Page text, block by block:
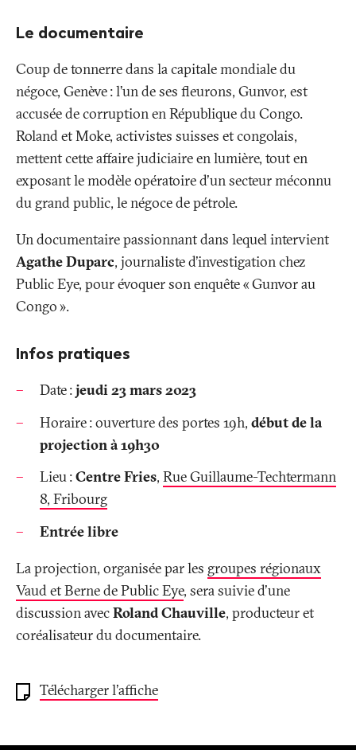
le
YouTube.
Contrôler
le
lecteur
avec
la
touche
Le documentaire
Coup de tonnerre dans la capitale mondiale du
négoce, Genève: l’un de ses fleurons, Gunvor, est
accusée de corruption en République du Congo.
Roland et Moke, activistes suisses et congolais,
mettent cette affaire judiciaire en lumière, tout en
exposant le modèle opératoire d'un secteur méconnu
du grand public, le négoce de pétrole.
Un documentaire passionnant dans lequel intervient
Agathe Duparc, journaliste d'investigation chez
Public Eye, pour évoquer son enquête «Gunvor au
Congo».
Infos pratiques
Date:jeudi 23 mars 2023
Horaire: ouverture des portes 19h, début de la
projection à 19h30
Lieu:Centre Fries, Rue Guillaume-Techtermann
8, Fribourg
Entrée libre
La projection, organisée par les groupes régionaux
Vaud et Berne de Public Eye, sera suivie d'une
discussion avecRoland Chauville, producteur et
coréalisateur du documentaire.
Télécharger l'affiche